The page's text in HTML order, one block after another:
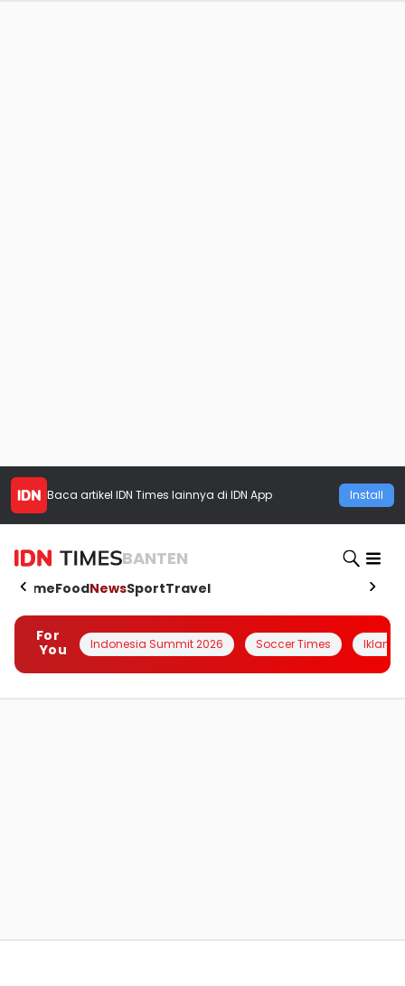
Baca artikel IDN Times lainnya di IDN App Install
BANTEN
HomeFoodNewsSportTravel
For
You
Indonesia Summit 2026 Soccer Times Iklanin